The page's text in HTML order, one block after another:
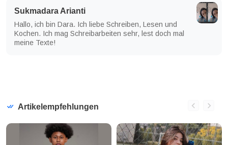
Sukmadara Arianti
Hallo, ich bin Dara. Ich liebe Schreiben, Lesen und
Kochen. Ich mag Schreibarbeiten sehr, lest doch mal
meine Texte!
Artikelempfehlungen